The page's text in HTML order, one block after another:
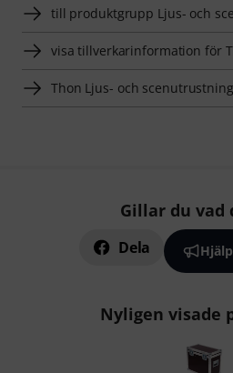
till produktgrupp Ljus- och
visa tillverkarinformation för
Thon Ljus- och
Gillar du vad
Dela
Nyligen visade